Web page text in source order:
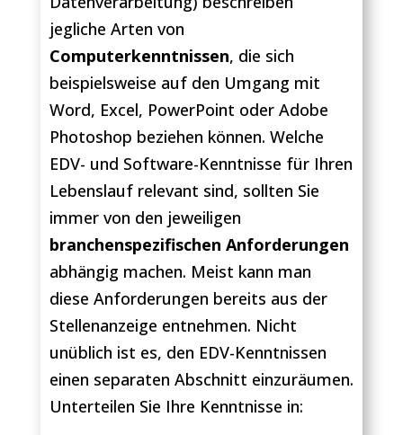
jegliche Arten von
Computerkenntnissen, die sich
beispielsweise auf den Umgang mit
Word, Excel, PowerPoint oder Adobe
Photoshop beziehen können. Welche
EDV- und Software-Kenntnisse für Ihren
Lebenslauf relevant sind, sollten Sie
immer von den jeweiligen
branchenspezifischen Anforderungen
abhängig machen. Meist kann man
diese Anforderungen bereits aus der
Stellenanzeige entnehmen. Nicht
unüblich ist es, den EDV-Kenntnissen
einen separaten Abschnitt einzuräumen.
Unterteilen Sie Ihre Kenntnisse in: